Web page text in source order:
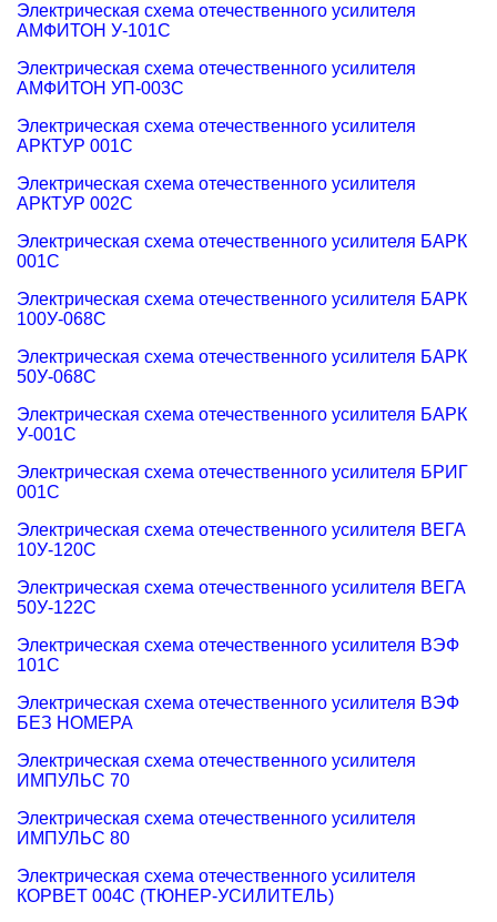
Электрическая схема отечественного усилителя
АМФИТОН У-101С
Электрическая схема отечественного усилителя
АМФИТОН УП-003С
Электрическая схема отечественного усилителя
АРКТУР 001С
Электрическая схема отечественного усилителя
АРКТУР 002С
Электрическая схема отечественного усилителя БАРК
001С
Электрическая схема отечественного усилителя БАРК
100У-068С
Электрическая схема отечественного усилителя БАРК
50У-068С
Электрическая схема отечественного усилителя БАРК
У-001С
Электрическая схема отечественного усилителя БРИГ
001С
Электрическая схема отечественного усилителя ВЕГА
10У-120С
Электрическая схема отечественного усилителя ВЕГА
50У-122С
Электрическая схема отечественного усилителя ВЭФ
101С
Электрическая схема отечественного усилителя ВЭФ
БЕЗ НОМЕРА
Электрическая схема отечественного усилителя
ИМПУЛЬС 70
Электрическая схема отечественного усилителя
ИМПУЛЬС 80
Электрическая схема отечественного усилителя
КОРВЕТ 004С (ТЮНЕР-УСИЛИТЕЛЬ)